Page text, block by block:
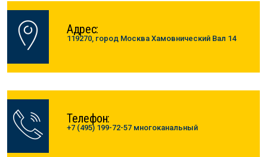
Адрес:
119270, город Москва Хамовнический Вал 14
Телефон:
+7 (495) 199-72-57 многоканальный